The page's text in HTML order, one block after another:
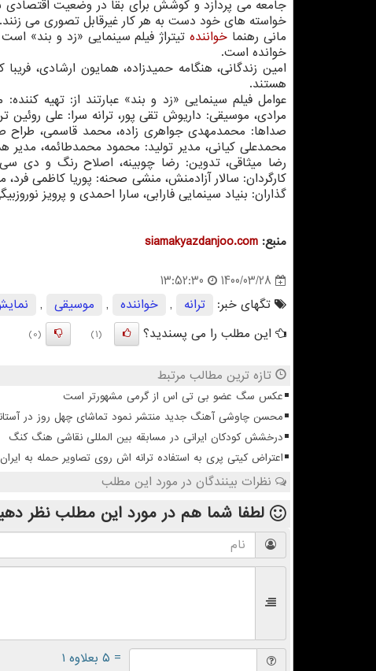
جامعه می پردازد و کوشش برای بقا در وضعیت
خواسته های خود دست به هر کار غیرقابل تصوری می زنند.
مانی رهنما خوانندهتیتراژ فیلم سینمایی «زد و بند»
خوانده است.
امین زندگانی، هنگامه حمیدزاده، همایون ارشادی،
هستند.
عوامل فیلم سینمایی «زد و بند» عبارتند از: تهیه
مرادی، موسیقی: داریوش تقی پور، ترانه سرا: علی
صداها: محمدمهدی جواهری زاده، محمد قاسمی، طراح
محمدعلی کیانی، مدیر تولید: محمود محمدطائمه، مدیر
رضا میثاقی، تدوین: رضا چوبینه، اصلاح رنگ و دی
کارگردان: سالار آزادمنش، منشی صحنه: پوریا کاظمی
گذاران: بنیاد سینمایی فارابی، سارا احمدی و پرویز
منبع: siamakyazdanjoo.com
1400/03/28
13:52:30
تگهای خبر:
ترانه , خواننده , موسیقی ,
این مطلب را می پسندید؟
(1)
(0)
تازه ترین مطالب مرتبط
عکس سگ عضو بی تی اس از گرمی مشهورتر است
محسن چاوشی آهنگ جدید منتشر نمود تماشای چهل روز در
درخشش کودکان ایرانی در مسابقه بین المللی نقاشی هنگ کنگ
اعتراض کیتی پری به استفاده ترانه اش روی تصاویر حمله به ایران
نظرات بینندگان در مورد این مطلب
لطفا شما هم در مورد این مطلب نظر
= ۵ بعلاوه ۱